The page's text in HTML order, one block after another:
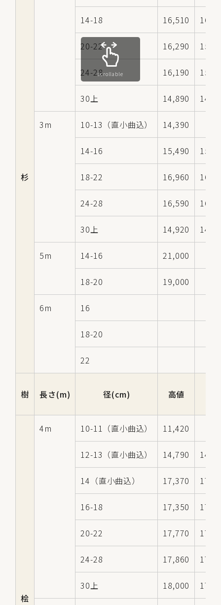
杉
14-18 16,510
20-22 16,290
24-28 16,190
30上 14,890
3m 10-13（直小曲込） 14,390
14-16 15,490
18-22 16,960
24-28 16,590
30上 14,920
5m 14-16 21,000
18-20 19,000
6m 16
18-20
22
樹 長さ(m) 径(cm) 高値
桧
4m 10-11（直小曲込） 11,420
12-13（直小曲込） 14,790
14（直小曲込） 17,370
16-18 17,350
20-22 17,770
24-28 17,860
30上 18,000
scrollable